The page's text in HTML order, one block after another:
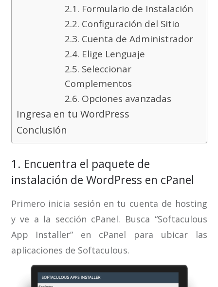
2.1. Formulario de Instalación
2.2. Configuración del Sitio
2.3. Cuenta de Administrador
2.4. Elige Lenguaje
2.5. Seleccionar
Complementos
2.6. Opciones avanzadas
Ingresa en tu WordPress
Conclusión
1. Encuentra el paquete de
instalación de WordPress en cPanel
Primero inicia sesión en tu cuenta de hosting
y ve a la sección cPanel. Busca “Softaculous
App Installer” en cPanel para ubicar las
aplicaciones de Softaculous.